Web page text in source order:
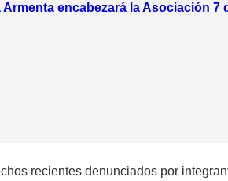
Armenta encabezará la Asociación 7
recientes denunciados por